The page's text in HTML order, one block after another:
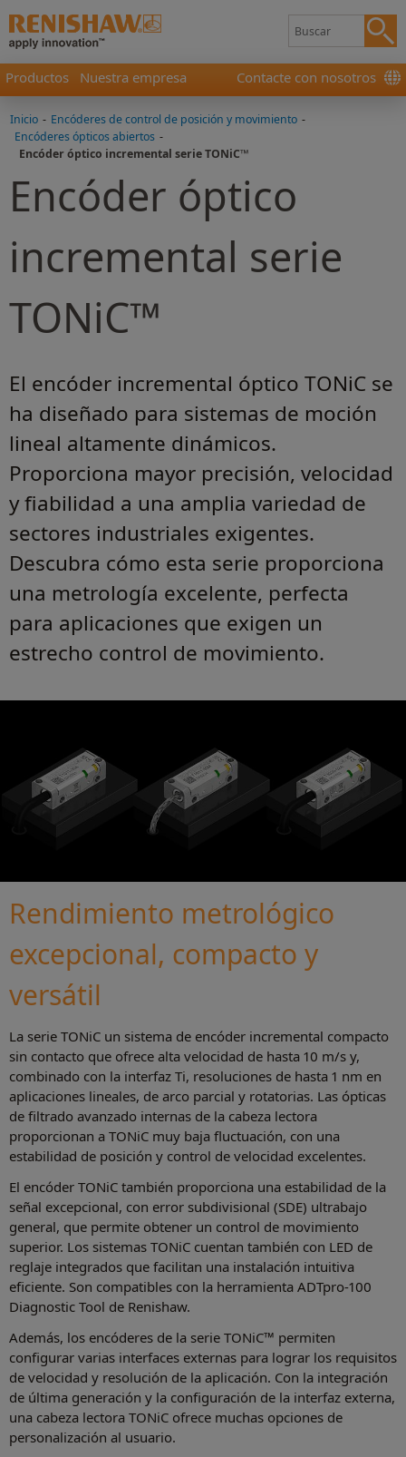
Productos Nuestra empresa Contacte con nosotros
Inicio - Encóderes de control de posición y movimiento -
Encóderes ópticos abiertos -
Encóder óptico incremental serie TONiC™
Encóder óptico
incremental serie
TONiC™
El encóder incremental óptico TONiC se
ha diseñado para sistemas de moción
lineal altamente dinámicos.
Proporciona mayor precisión, velocidad
y fiabilidad a una amplia variedad de
sectores industriales exigentes.
Descubra cómo esta serie proporciona
una metrología excelente, perfecta
para aplicaciones que exigen un
estrecho control de movimiento.
Rendimiento metrológico
excepcional, compacto y
versátil
La serie TONiC un sistema de encóder incremental compacto
sin contacto que ofrece alta velocidad de hasta 10 m/s y,
combinado con la interfaz Ti, resoluciones de hasta 1 nm en
aplicaciones lineales, de arco parcial y rotatorias. Las ópticas
de filtrado avanzado internas de la cabeza lectora
proporcionan a TONiC muy baja fluctuación, con una
estabilidad de posición y control de velocidad excelentes.
El encóder TONiC también proporciona una estabilidad de la
señal excepcional, con error subdivisional (SDE) ultrabajo
general, que permite obtener un control de movimiento
superior. Los sistemas TONiC cuentan también con LED de
reglaje integrados que facilitan una instalación intuitiva
eficiente. Son compatibles con la herramienta ADTpro-100
Diagnostic Tool de Renishaw.
Además, los encóderes de la serie TONiC™ permiten
configurar varias interfaces externas para lograr los requisitos
de velocidad y resolución de la aplicación. Con la integración
de última generación y la configuración de la interfaz externa,
una cabeza lectora TONiC ofrece muchas opciones de
personalización al usuario.